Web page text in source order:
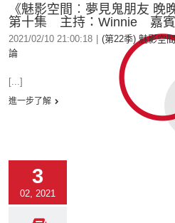
《魅影空間︰夢見鬼朋友 晚
第十集 主持：Winnie 嘉賓
2021/02/10 21:00:18 (第22季) 魅影空間
論
[...]
進一步了解
3
02, 2021